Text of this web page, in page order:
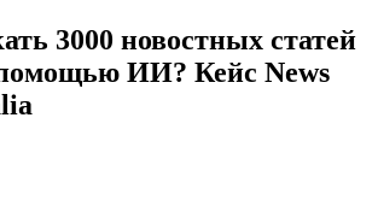
3000 новостных статей
ИИ? Кейс News